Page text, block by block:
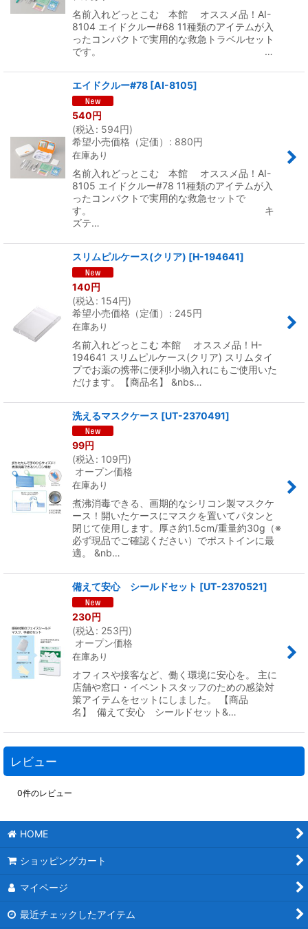
名前入れどっとこむ 本館 オススメ品！AI-
8104 エイドクルー#68 11種類のアイテムが入
ったコンパクトで実用的な救急トラベルセット
です。 …
エイドクルー#78 [AI-8105]
540円
(税込: 594円)
希望小売価格（定価）
: 880円
在庫あり
名前入れどっとこむ 本館 オススメ品！AI-
8105 エイドクルー#78 11種類のアイテムが入
ったコンパクトで実用的な救急セットで
す。 キ
ズテ…
スリムピルケース(クリア) [H-194641]
140円
(税込: 154円)
希望小売価格（定価）
: 245円
在庫あり
名前入れどっとこむ 本館 オススメ品！H-
194641 スリムピルケース(クリア) スリムタイ
プでお薬の携帯に便利!小物入れにもご使用いた
だけます。【商品名】 &nbs…
洗えるマスクケース [UT-2370491]
99円
(税込: 109円)
オープン価格
在庫あり
煮沸消毒できる、画期的なシリコン製マスクケ
ース！開いたケースにマスクを置いてパタンと
閉じて使用します。厚さ約1.5cm/重量約30g（※
必ず現品でご確認ください）でポストインに最
適。 &nb…
備えて安心 シールドセット [UT-2370521]
230円
(税込: 253円)
オープン価格
在庫あり
オフィスや接客など、働く環境に安心を。 主に
店舗や窓口・イベントスタッフのための感染対
策アイテムをセットにしました。 【商品
名】 備えて安心 シールドセット&…
レビュー
0件のレビュー
HOME
ショッピングカート
マイページ
最近チェックしたアイテム